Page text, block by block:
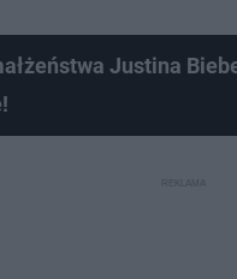
Justina